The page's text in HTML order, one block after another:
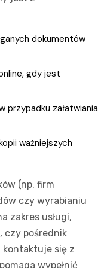
dokumentów
gdy jest
przypadku załatwiania
ważniejszych
(np. firm
czy wyrabianiu
zakres usługi,
czy pośrednik
się z
wypełnić